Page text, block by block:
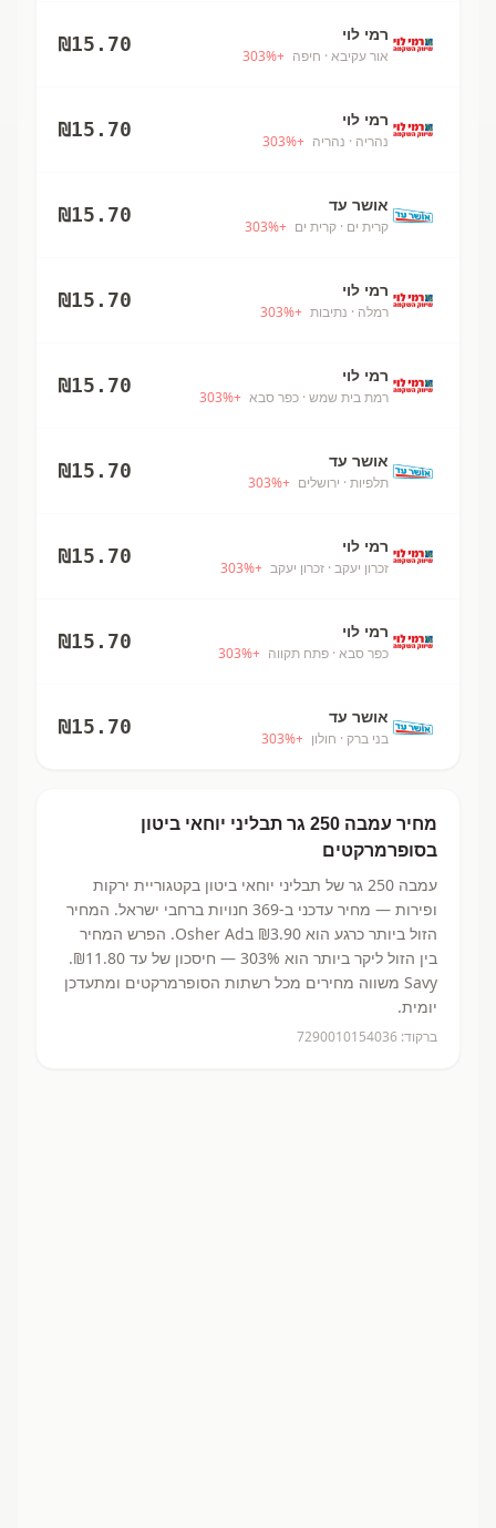
רמי לוי
אור עקיבא · חיפה +
303%
₪15.70
רמי לוי
נהריה · נהריה +
303%
₪15.70
אושר עד
קרית ים · קרית ים +
303%
₪15.70
רמי לוי
רמלה · נתיבות +
303%
₪15.70
רמי לוי
רמת בית שמש · כפר סבא +
303%
₪15.70
אושר עד
תלפיות · ירושלים +
303%
₪15.70
רמי לוי
זכרון יעקב · זכרון יעקב +
303%
₪15.70
רמי לוי
כפר סבא · פתח תקווה +
303%
₪15.70
אושר עד
בני ברק · חולון +
303%
₪15.70
מחיר עמבה 250 גר
תבליני יוחאי ביטון
בסופרמרקטים
עמבה 250 גר של תבליני יוחאי ביטון בקטגוריית ירקות
ופירות — מחיר עדכני ב-369 חנויות ברחבי ישראל. המחיר
הזול ביותר כרגע הוא ₪3.90
בOsher Ad.
הפרש המחיר
בין הזול ליקר ביותר הוא 303% — חיסכון של עד ₪11.80.
Savy משווה מחירים מכל רשתות הסופרמרקטים ומתעדכן
יומית.
ברקוד: 7290010154036